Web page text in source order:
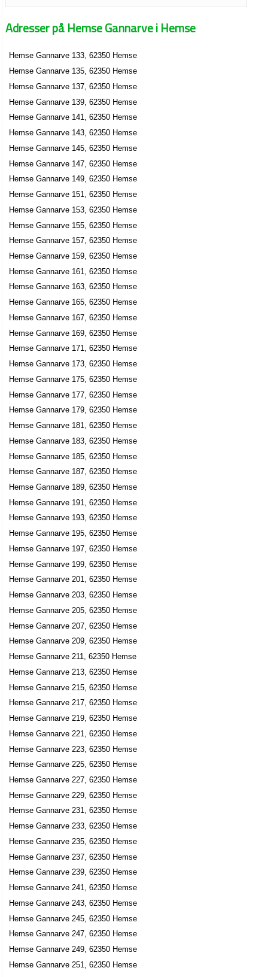
Adresser på Hemse Gannarve i Hemse
Hemse Gannarve 133, 62350 Hemse
Hemse Gannarve 135, 62350 Hemse
Hemse Gannarve 137, 62350 Hemse
Hemse Gannarve 139, 62350 Hemse
Hemse Gannarve 141, 62350 Hemse
Hemse Gannarve 143, 62350 Hemse
Hemse Gannarve 145, 62350 Hemse
Hemse Gannarve 147, 62350 Hemse
Hemse Gannarve 149, 62350 Hemse
Hemse Gannarve 151, 62350 Hemse
Hemse Gannarve 153, 62350 Hemse
Hemse Gannarve 155, 62350 Hemse
Hemse Gannarve 157, 62350 Hemse
Hemse Gannarve 159, 62350 Hemse
Hemse Gannarve 161, 62350 Hemse
Hemse Gannarve 163, 62350 Hemse
Hemse Gannarve 165, 62350 Hemse
Hemse Gannarve 167, 62350 Hemse
Hemse Gannarve 169, 62350 Hemse
Hemse Gannarve 171, 62350 Hemse
Hemse Gannarve 173, 62350 Hemse
Hemse Gannarve 175, 62350 Hemse
Hemse Gannarve 177, 62350 Hemse
Hemse Gannarve 179, 62350 Hemse
Hemse Gannarve 181, 62350 Hemse
Hemse Gannarve 183, 62350 Hemse
Hemse Gannarve 185, 62350 Hemse
Hemse Gannarve 187, 62350 Hemse
Hemse Gannarve 189, 62350 Hemse
Hemse Gannarve 191, 62350 Hemse
Hemse Gannarve 193, 62350 Hemse
Hemse Gannarve 195, 62350 Hemse
Hemse Gannarve 197, 62350 Hemse
Hemse Gannarve 199, 62350 Hemse
Hemse Gannarve 201, 62350 Hemse
Hemse Gannarve 203, 62350 Hemse
Hemse Gannarve 205, 62350 Hemse
Hemse Gannarve 207, 62350 Hemse
Hemse Gannarve 209, 62350 Hemse
Hemse Gannarve 211, 62350 Hemse
Hemse Gannarve 213, 62350 Hemse
Hemse Gannarve 215, 62350 Hemse
Hemse Gannarve 217, 62350 Hemse
Hemse Gannarve 219, 62350 Hemse
Hemse Gannarve 221, 62350 Hemse
Hemse Gannarve 223, 62350 Hemse
Hemse Gannarve 225, 62350 Hemse
Hemse Gannarve 227, 62350 Hemse
Hemse Gannarve 229, 62350 Hemse
Hemse Gannarve 231, 62350 Hemse
Hemse Gannarve 233, 62350 Hemse
Hemse Gannarve 235, 62350 Hemse
Hemse Gannarve 237, 62350 Hemse
Hemse Gannarve 239, 62350 Hemse
Hemse Gannarve 241, 62350 Hemse
Hemse Gannarve 243, 62350 Hemse
Hemse Gannarve 245, 62350 Hemse
Hemse Gannarve 247, 62350 Hemse
Hemse Gannarve 249, 62350 Hemse
Hemse Gannarve 251, 62350 Hemse